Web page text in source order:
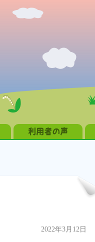
利用者の声
2022年3月12日